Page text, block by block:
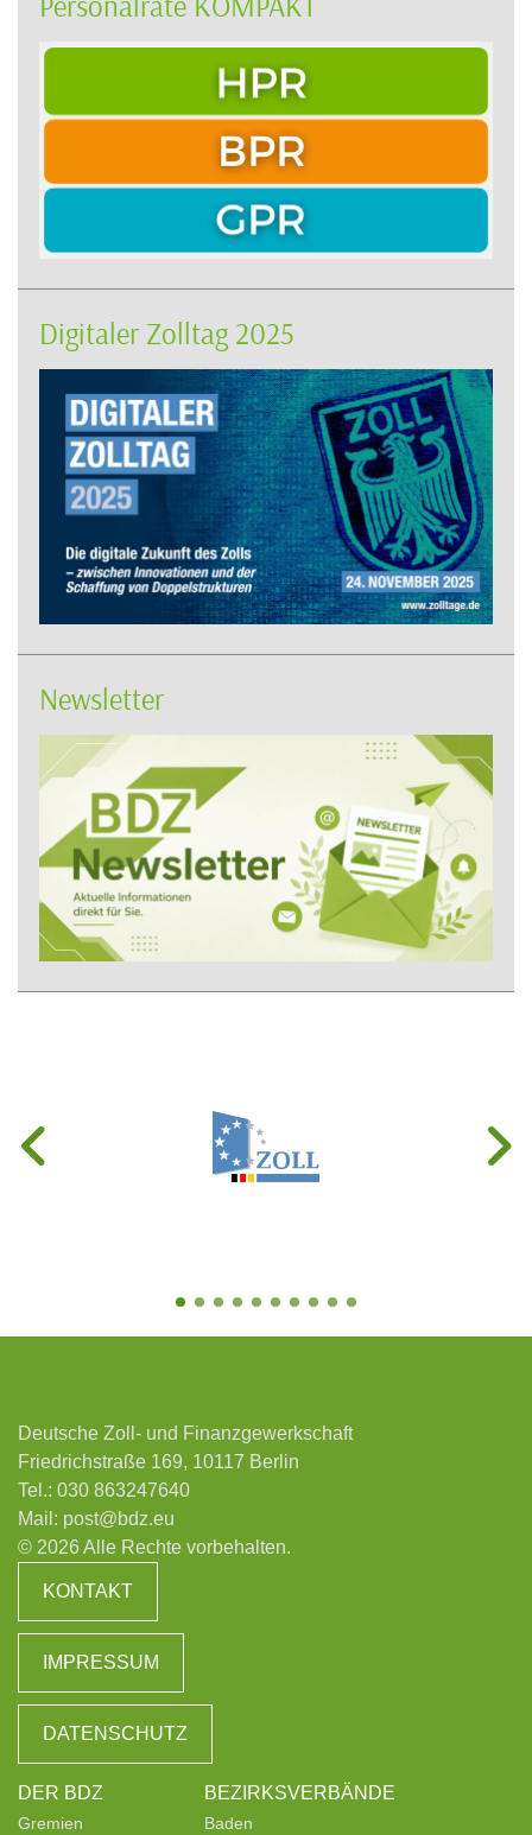
Digitaler Zolltag 2025
Newsletter
Deutsche Zoll- und Finanzgewerkschaft
Friedrichstraße 169, 10117 Berlin
Tel.: 030 863247640
Mail: post@bdz.eu
© 2026 Alle Rechte vorbehalten.
KONTAKT
IMPRESSUM
DATENSCHUTZ
DER BDZ
Gremien
BEZIRKSVERBÄNDE
Baden